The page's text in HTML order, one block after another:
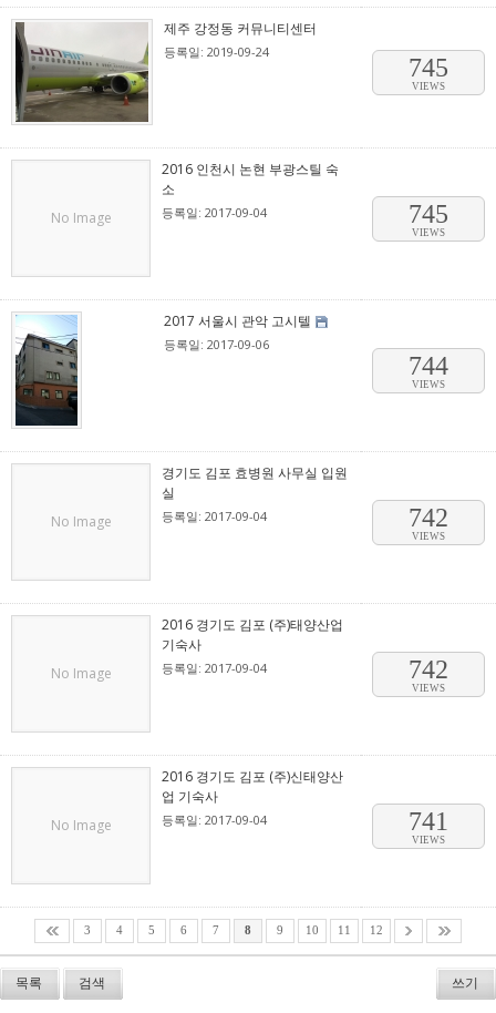
제주 강정동 커뮤니티센터
등록일: 2019-09-24
745
VIEWS
No Image
2016 인천시 논현 부광스틸 숙
소
등록일: 2017-09-04 745
VIEWS
2017 서울시 관악 고시텔
등록일: 2017-09-06
744
VIEWS
No Image
경기도 김포 효병원 사무실 입원
실
등록일: 2017-09-04 742
VIEWS
No Image
2016 경기도 김포 (주)태양산업
기숙사
등록일: 2017-09-04 742
VIEWS
No Image
2016 경기도 김포 (주)신태양산
업 기숙사
등록일: 2017-09-04 741
VIEWS
3 4 5 6 7 8 9 10 11 12
목록 검색 쓰기